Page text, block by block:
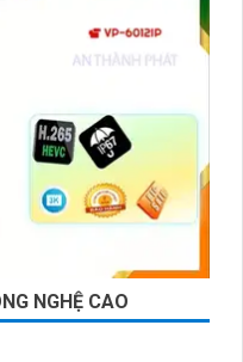
NGHỆ CAO